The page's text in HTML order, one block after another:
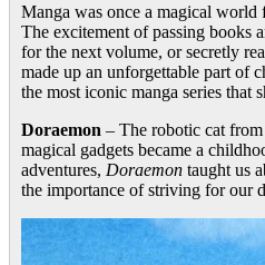
Manga was once a magical world
The excitement of passing books
for the next volume, or secretly
made up an unforgettable part of
the most iconic manga series that
Doraemon – The robotic cat
magical gadgets became a
adventures, Doraemon taught us
the importance of striving for our